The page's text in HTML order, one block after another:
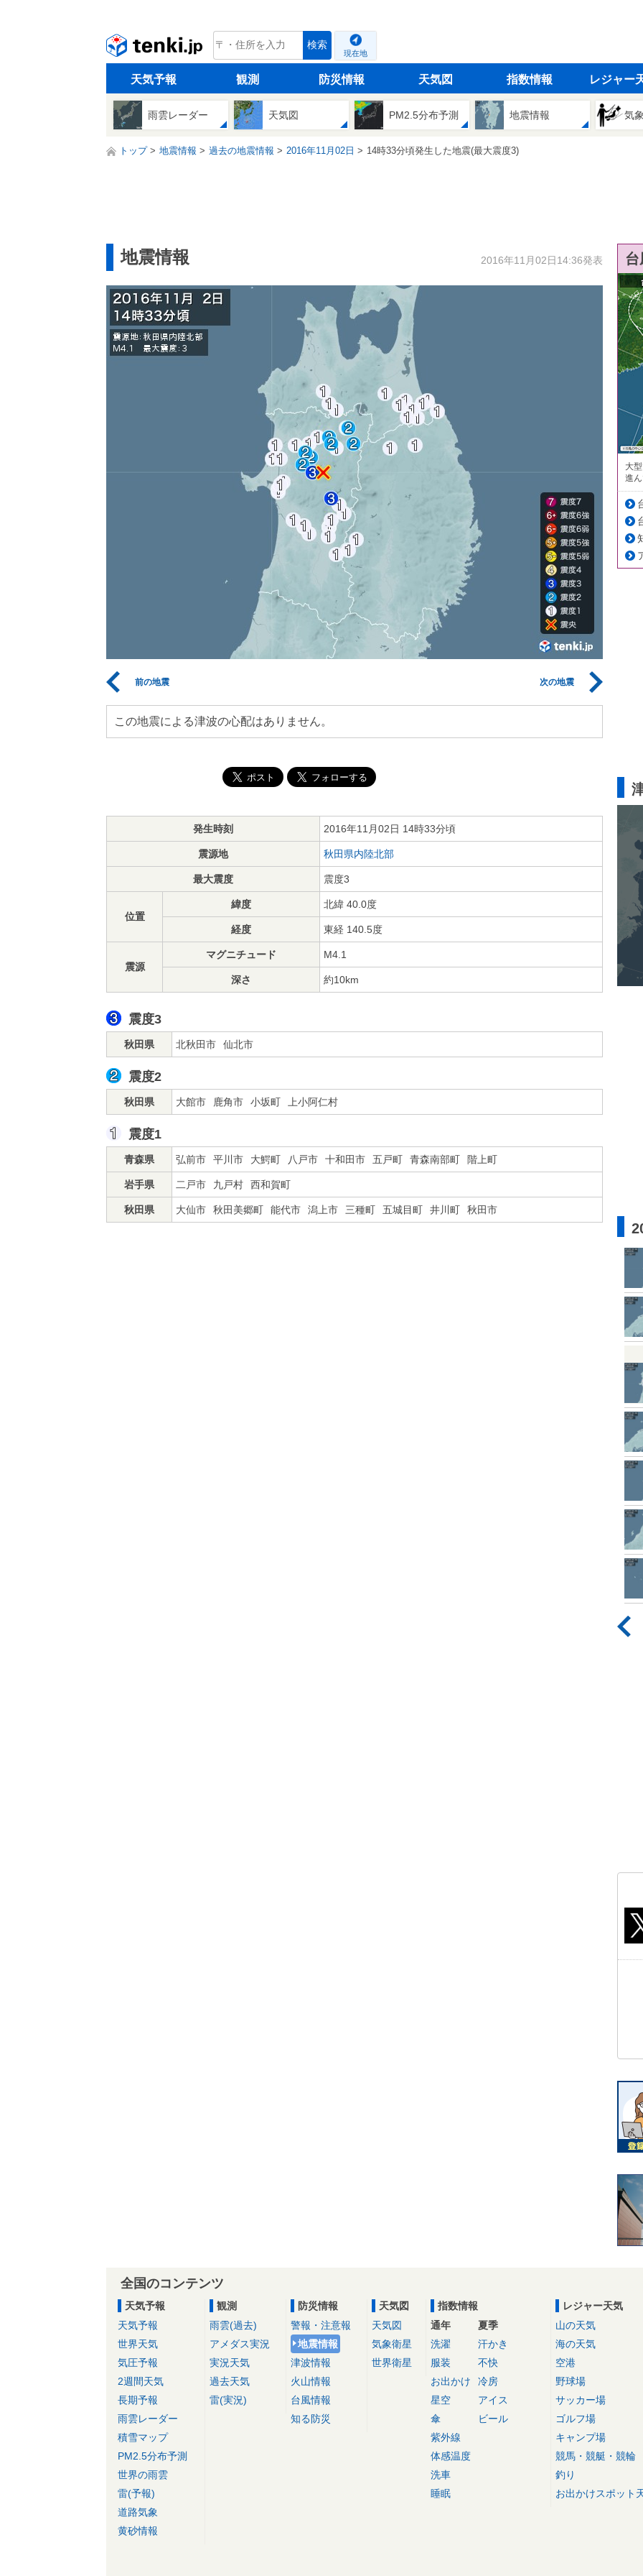
tenki.jp 検索
現在地
天気予報 観測 防災情報 天気図 指数情報 レジャー
雨雲レーダー 天気図 PM2.5分布予測 地震情報 気
トップ 地震情報 過去の地震情報 2016年11月02日 14時33分頃発生した地震(最大震度3)
地震情報 2016年11月02日14:36発表
前の地震 次の地震
この地震による津波の心配はありません。
発生時刻 2016年11月02日 14時33分頃
震源地 秋田県内陸北部
最大震度 震度3
位置
緯度 北緯 40.0度
経度 東経 140.5度
震源
マグニチュード M4.1
深さ 約10km
震度3
秋田県 北秋田市 仙北市
震度2
秋田県 大館市 鹿角市 小坂町 上小阿仁村
震度1
青森県 弘前市 平川市 大鰐町 八戸市 十和田市 五戸町 青森南部町 階上町
岩手県 二戸市 九戸村 西和賀町
秋田県 大仙市 秋田美郷町 能代市 潟上市 三種町 五城目町 井川町 秋田市
大
進
全国のコンテンツ
天気予報
天気予報
世界天気
気圧予報
2週間天気
長期予報
雨雲レーダー
積雪マップ
PM2.5分布予測
世界の雨雲
雷(予報)
道路気象
黄砂情報
観測
雨雲(過去)
アメダス実況
実況天気
過去天気
雷(実況)
防災情報
警報・注意報
地震情報
津波情報
火山情報
台風情報
知る防災
天気図
天気図
気象衛星
世界衛星
指数情報
通年
洗濯
服装
お出かけ
星空
傘
紫外線
体感温度
洗車
睡眠
夏季
汗かき
不快
冷房
アイス
ビール
レジャー天気
山の天気
海の天気
空港
野球場
サッカー場
ゴルフ場
キャンプ場
競馬・競艇・競輪
釣り
お出かけスポット